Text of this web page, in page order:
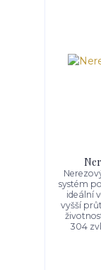
systém
ideální
vyšší
304